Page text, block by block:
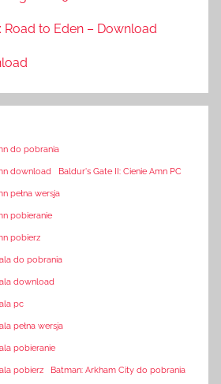
Road to Eden – Download
do pobrania
download Baldur's Gate II: Cienie Amn PC
pełna wersja
pobieranie
pobierz
do pobrania
download
pc
pełna wersja
pobieranie
pobierz Batman: Arkham City do pobrania